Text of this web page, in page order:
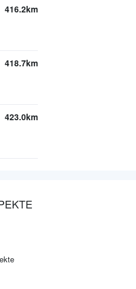
416.2km
418.7km
423.0km